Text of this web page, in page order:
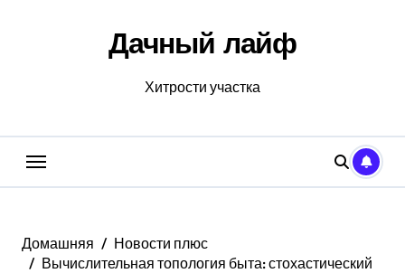
Дачный лайф
Хитрости участка
Домашняя
Новости плюс
Вычислительная топология быта: стохастический